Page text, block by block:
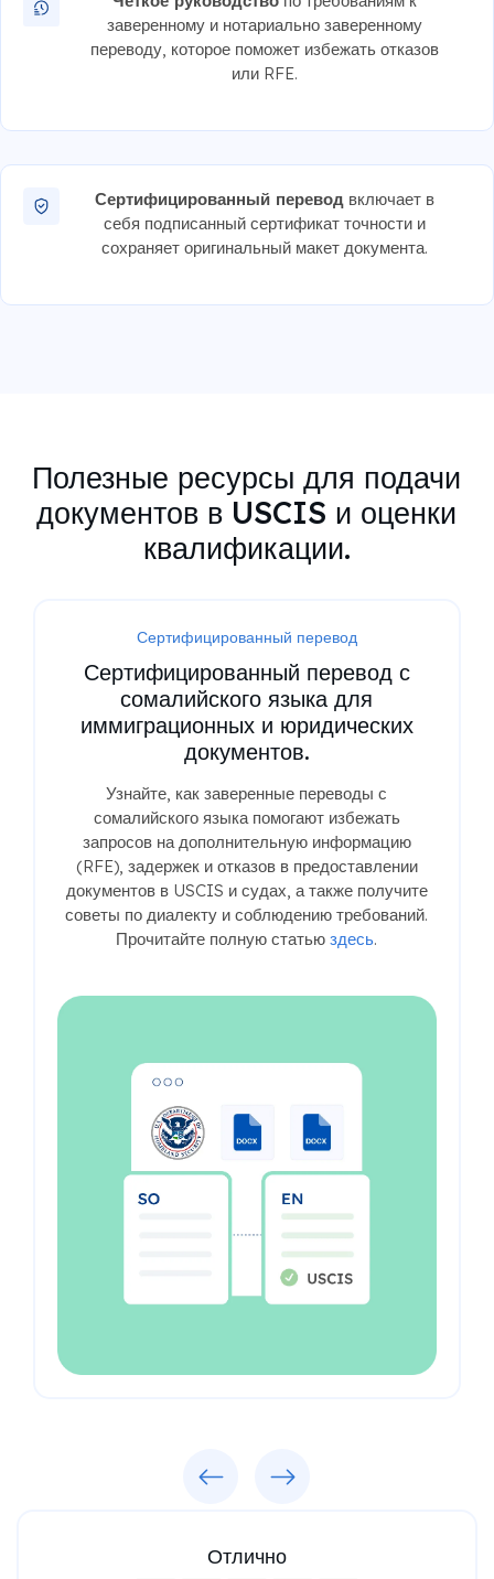
заверенному и нотариально заверенному
переводу, которое поможет избежать отказов
или RFE.
Сертифицированный перевод включает в
себя подписанный сертификат точности и
сохраняет оригинальный макет документа.
Полезные ресурсы для подачи
документов в USCIS и оценки
квалификации.
Сертифицированный перевод
Сертифицированный перевод с
сомалийского языка для
иммиграционных и юридических
документов.
Узнайте, как заверенные переводы с
сомалийского языка помогают избежать
запросов на дополнительную информацию
(RFE), задержек и отказов в предоставлении
документов в USCIS и судах, а также получите
советы по диалекту и соблюдению требований.
Прочитайте полную статью здесь.
Отлично